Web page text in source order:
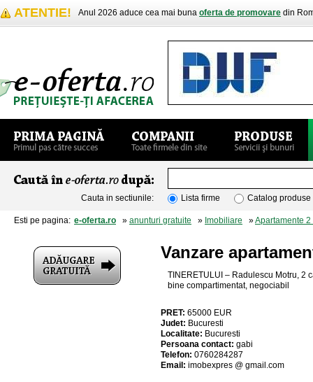
ATENTIE! Anul 2026 aduce cea mai buna oferta de promovare din
Cauta in sectiunile: Lista firme Catalog produse
Esti pe pagina: e-oferta.ro » anunturi gratuite » Imobiliare »Apartamente 2
Vanzare
TINERETULUI – Radulescu Motru, 2
bine compartimentat, negociabil
PRET: 65000 EUR
Judet: Bucuresti
Localitate: Bucuresti
Persoana contact: gabi
Telefon: 0760284287
Email: imobexpres @ gmail.com